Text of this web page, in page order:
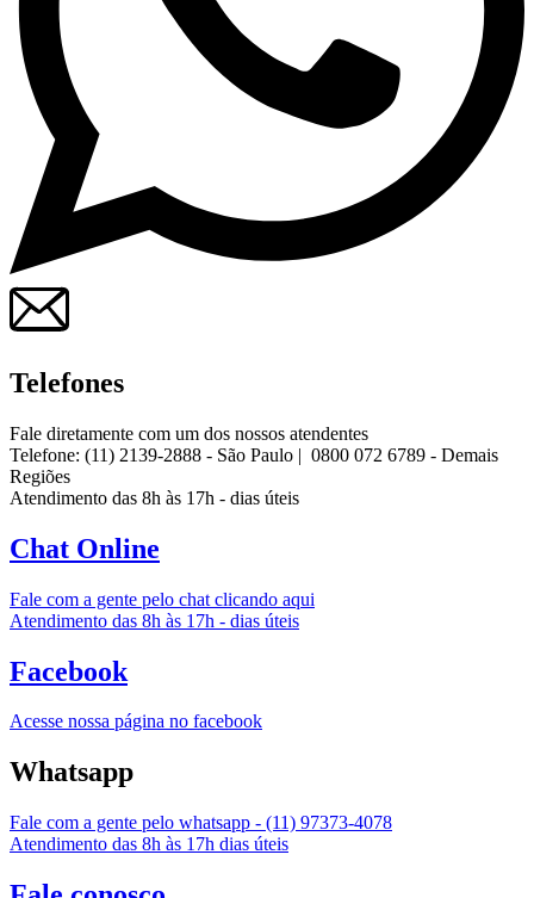
Telefones
Fale diretamente com um dos nossos atendentes
Telefone: (11) 2139-2888 - São Paulo | 0800 072 6789 - Demais
Regiões
Atendimento das 8h às 17h - dias úteis
Chat Online
Fale com a gente pelo chat clicando aqui
Atendimento das 8h às 17h - dias úteis
Facebook
Acesse nossa página no facebook
Whatsapp
Fale com a gente pelo whatsapp - (11) 97373-4078
Atendimento das 8h às 17h dias úteis